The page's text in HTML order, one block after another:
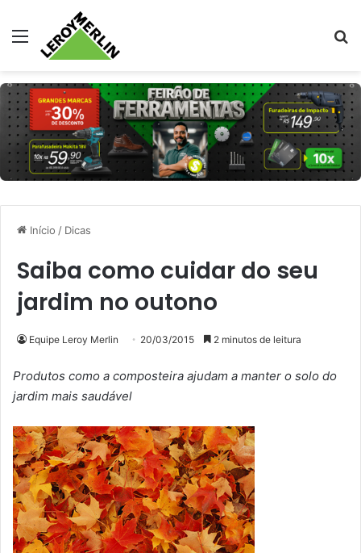
Menu
Início / Dicas
Saiba como cuidar do seu
jardim no outono
Equipe Leroy Merlin 20/03/2015 2 minutos de leitura
Produtos como a composteira ajudam a manter o solo do
jardim mais saudável